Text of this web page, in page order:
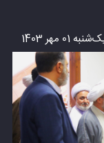
01 مهر 1403